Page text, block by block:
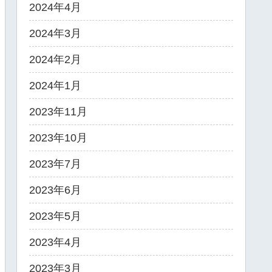
2024年4月
2024年3月
2024年2月
2024年1月
2023年11月
2023年10月
2023年7月
2023年6月
2023年5月
2023年4月
2023年3月